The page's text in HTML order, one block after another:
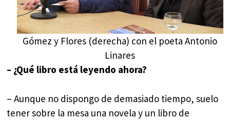
Gómez y Flores (derecha) con el poeta Antonio
Linares
– ¿Qué libro está leyendo ahora?
– Aunque no dispongo de demasiado tiempo, suelo
tener sobre la mesa una novela y un libro de